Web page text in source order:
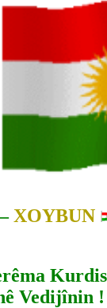
XOYBUN
Vedijînin !